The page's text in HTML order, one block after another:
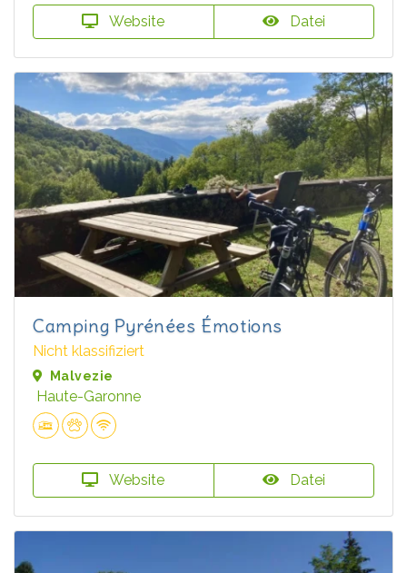
Website Datei
Camping Pyrénées Émotions
Nicht klassifiziert
Malvezie
Haute-Garonne
Website Datei